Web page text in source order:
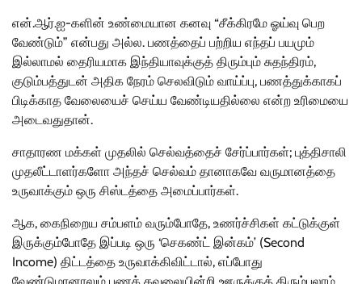
என்.ஆர்.ஐ-களின் உண்மையான கனவு “சீக்கிரமே ஓய்வு பெற
வேண்டும்” என்பது அல்ல. பணத்தைப் பற்றிய எந்தப் பயமும்
இல்லாமல் தைரியமாக இந்தியாவுக்குத் திரும்பும் சுதந்திரம்,
குடும்பத்துடன் அதிக நேரம் செலவிடும் வாய்ப்பு, பணத்துக்காகப்
பிடிக்காத வேலையைச் செய்ய வேண்டியதில்லை என்ற உரிமையை
அடைவதுதான்.
சாதாரண மக்கள் முதலில் செல்வத்தைச் சேர்ப்பார்கள்; புத்திசாலி
முதலீட்டாளர்களோ அந்தச் செல்வம் தானாகவே வருமானத்தை
உருவாக்கும் ஒரு சிஸ்டத்தை அமைப்பார்கள்.
ஆக, கைநிறைய சம்பளம் வரும்போதே, உணர்ச்சிகள் கட்டுக்குள்
இருக்கும்போதே இப்படி ஒரு ‘செகண்ட் இன்கம்’ (Second
Income) திட்டத்தை உருவாக்கிவிட்டால், எப்போது